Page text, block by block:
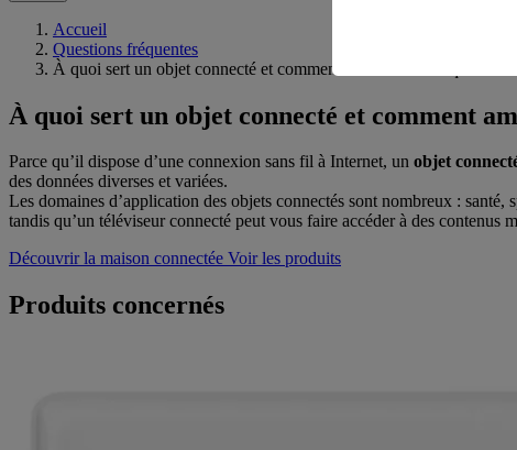
Accueil
Questions fréquentes
À quoi sert un objet connecté et comment améliore-t-il le quotidien ?
À quoi sert un objet connecté et comment
Parce qu’il dispose d’une connexion sans fil à Internet, un objet
des données diverses et variées.
Les domaines d’application des objets connectés sont nombreux :
tandis qu’un téléviseur connecté peut vous faire accéder à des contenus
Découvrir la maison connectée Voir les produits
Produits concernés